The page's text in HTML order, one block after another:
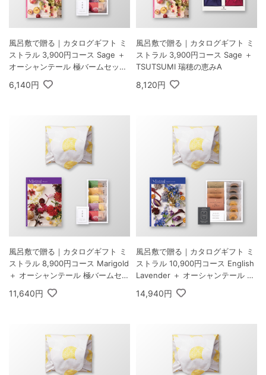
風呂敷で贈る｜カタログギフト ミ
ストラル 3,900円コース Sage ＋
オーシャンテール 極バームセット
6,140円
風呂敷で贈る｜カタログギフト ミ
ストラル 3,900円コース Sage ＋
TSUTSUMI 瑞穂の恵みA
8,120円
風呂敷で贈る｜カタログギフト ミ
ストラル 8,900円コース Marigold
＋ オーシャンテール 極バームセッ
11,640円
風呂敷で贈る｜カタログギフト ミ
ストラル 10,900円コース English
Lavender ＋ オーシャンテール Sp
eciality Coffee＆バームセット A
14,940円